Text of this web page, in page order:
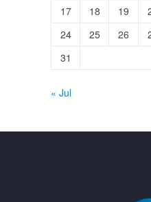
17
18 19
24
25 26
31
« Jul